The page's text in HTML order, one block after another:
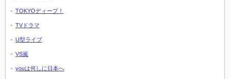
TOKYOディープ！
TVドラマ
U型ライブ
VS嵐
youは何しに日本へ